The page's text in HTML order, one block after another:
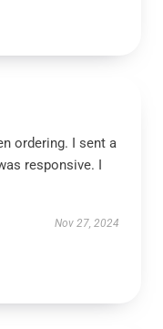
ordering. I sent a
responsive. I
Nov 27, 2024